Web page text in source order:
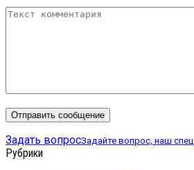
Задать вопросЗадайте вопрос, наш
Рубрики